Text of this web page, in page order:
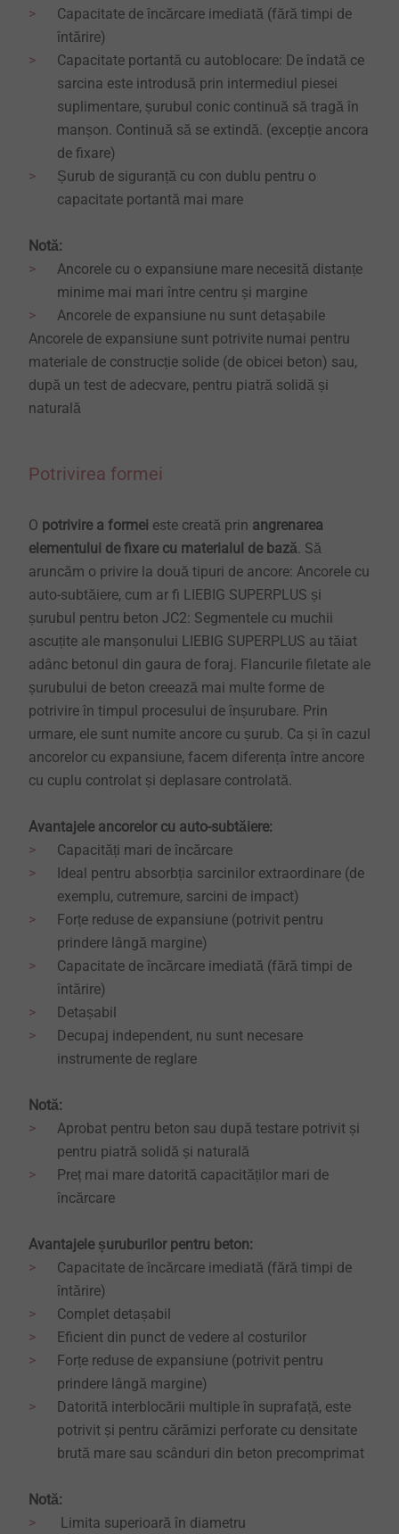
Capacitate de încărcare imediată (fără timpi de
întărire)
Capacitate portantă cu autoblocare: De îndată ce
sarcina este introdusă prin intermediul piesei
suplimentare, șurubul conic continuă să tragă în
manșon. Continuă să se extindă. (excepție ancora
de fixare)
Șurub de siguranță cu con dublu pentru o
capacitate portantă mai mare
Notă:
Ancorele cu o expansiune mare necesită distanțe
minime mai mari între centru și margine
Ancorele de expansiune nu sunt detașabile
Ancorele de expansiune sunt potrivite numai pentru
materiale de construcție solide (de obicei beton) sau,
după un test de adecvare, pentru piatră solidă și
naturală
Potrivirea formei
O potrivire a formei este creată prin angrenarea
elementului de fixare cu materialul de bază. Să
aruncăm o privire la două tipuri de ancore: Ancorele cu
auto-subtăiere, cum ar fi LIEBIG SUPERPLUS și
șurubul pentru beton JC2: Segmentele cu muchii
ascuțite ale manșonului LIEBIG SUPERPLUS au tăiat
adânc betonul din gaura de foraj. Flancurile filetate ale
șurubului de beton creează mai multe forme de
potrivire în timpul procesului de înșurubare. Prin
urmare, ele sunt numite ancore cu șurub. Ca și în cazul
ancorelor cu expansiune, facem diferența între ancore
cu cuplu controlat și deplasare controlată.
Avantajele ancorelor cu auto-subtăiere:
Capacități mari de încărcare
Ideal pentru absorbția sarcinilor extraordinare (de
exemplu, cutremure, sarcini de impact)
Forțe reduse de expansiune (potrivit pentru
prindere lângă margine)
Capacitate de încărcare imediată (fără timpi de
întărire)
Detașabil
Decupaj independent, nu sunt necesare
instrumente de reglare
Notă:
Aprobat pentru beton sau după testare potrivit și
pentru piatră solidă și naturală
Preț mai mare datorită capacităților mari de
încărcare
Avantajele șuruburilor pentru beton:
​​​​​​​Capacitate de încărcare imediată (fără timpi de
întărire)
Complet detașabil
Eficient din punct de vedere al costurilor
Forțe reduse de expansiune (potrivit pentru
prindere lângă margine)
Datorită interblocării multiple în suprafață, este
potrivit și pentru cărămizi perforate cu densitate
brută mare sau scânduri din beton precomprimat
Notă:
Limita superioară în diametru